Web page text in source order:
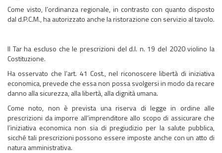
Come visto, l’ordinanza regionale, in contrasto con quanto disposto
dal d.P.C.M., ha autorizzato anche la ristorazione con servizio al tavolo.
Il Tar ha escluso che le prescrizioni del d.l. n. 19 del 2020 violino la
Costituzione.
Ha osservato che l’art. 41 Cost., nel riconoscere libertà di iniziativa
economica, prevede che essa non possa svolgersi in modo da recare
danno alla sicurezza, alla libertà, alla dignità umana.
Come noto, non è prevista una riserva di legge in ordine alle
prescrizioni da imporre all’imprenditore allo scopo di assicurare che
l’iniziativa economica non sia di pregiudizio per la salute pubblica,
sicché tali prescrizioni possono essere imposte anche con un atto di
natura amministrativa.